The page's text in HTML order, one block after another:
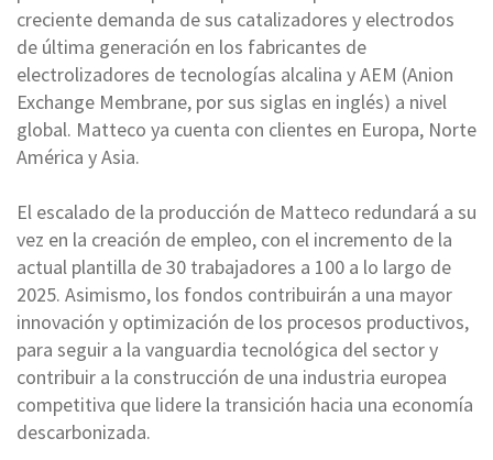
creciente demanda de sus catalizadores y electrodos
de última generación en los fabricantes de
electrolizadores de tecnologías alcalina y AEM (Anion
Exchange Membrane, por sus siglas en inglés) a nivel
global. Matteco ya cuenta con clientes en Europa, Norte
América y Asia.
El escalado de la producción de Matteco redundará a su
vez en la creación de empleo, con el incremento de la
actual plantilla de 30 trabajadores a 100 a lo largo de
2025. Asimismo, los fondos contribuirán a una mayor
innovación y optimización de los procesos productivos,
para seguir a la vanguardia tecnológica del sector y
contribuir a la construcción de una industria europea
competitiva que lidere la transición hacia una economía
descarbonizada.